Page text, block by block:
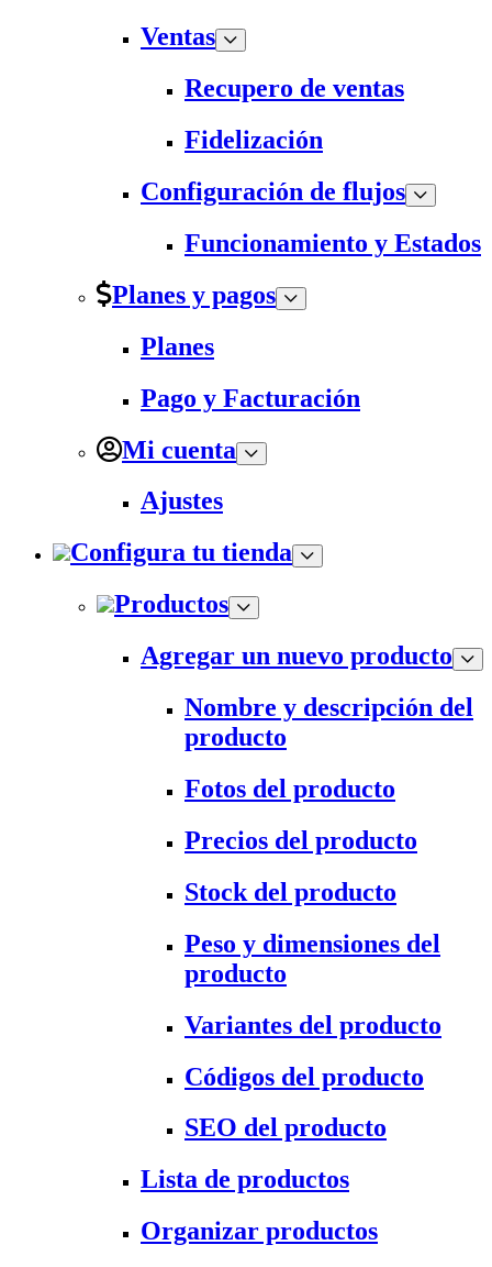
Ventas
Recupero de ventas
Fidelización
Configuración de flujos
Funcionamiento y Estados
Planes y pagos
Planes
Pago y Facturación
Mi cuenta
Ajustes
Configura tu tienda
Productos
Agregar un nuevo producto
Nombre y descripción del
producto
Fotos del producto
Precios del producto
Stock del producto
Peso y dimensiones del
producto
Variantes del producto
Códigos del producto
SEO del producto
Lista de productos
Organizar productos